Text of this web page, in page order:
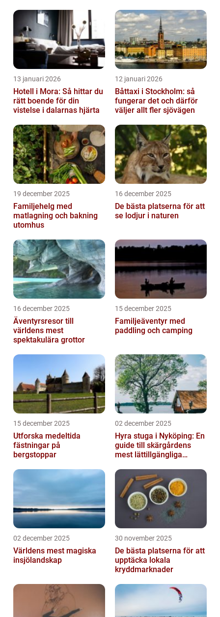
13 januari 2026
Hotell i Mora: Så hittar du
rätt boende för din
vistelse i dalarnas hjärta
12 januari 2026
Båttaxi i Stockholm: så
fungerar det och därför
väljer allt fler sjövägen
19 december 2025
Familjehelg med
matlagning och bakning
utomhus
16 december 2025
De bästa platserna för att
se lodjur i naturen
16 december 2025
Äventyrsresor till
världens mest
spektakulära grottor
15 december 2025
Familjeäventyr med
paddling och camping
15 december 2025
Utforska medeltida
fästningar på
bergstoppar
02 december 2025
Hyra stuga i Nyköping: En
guide till skärgårdens
mest lättillgängliga
02 december 2025
Världens mest magiska
insjölandskap
30 november 2025
De bästa platserna för att
upptäcka lokala
kryddmarknader